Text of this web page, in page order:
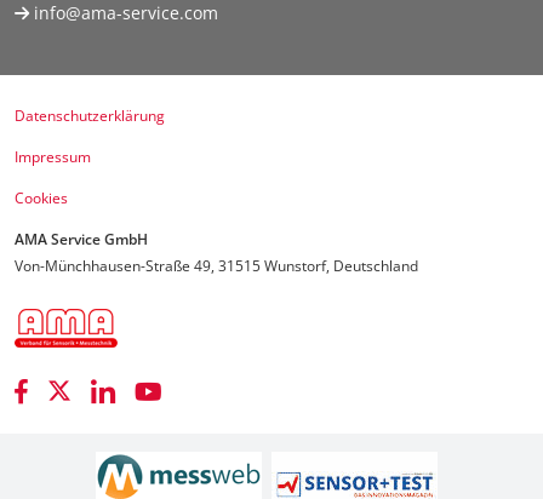
info@ama-service.com
Datenschutzerklärung
Impressum
Cookies
AMA Service GmbH
Von-Münchhausen-Straße 49, 31515 Wunstorf, Deutschland